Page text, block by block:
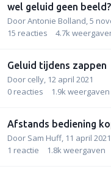
wel geluid geen beeld?
DoorAntonie Bolland 5
15 reacties 4.7k
Geluid tijdens zappen
Door celly 12 april 2021
0 reacties 1.9k weergaven
Afstands bediening
Door Sam Huff, 11 april 2021
1 reactie 1.8k weergaven